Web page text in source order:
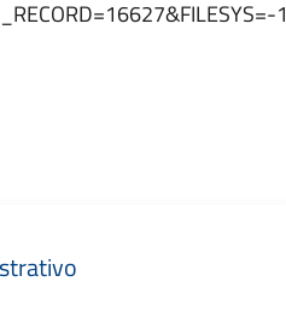
1